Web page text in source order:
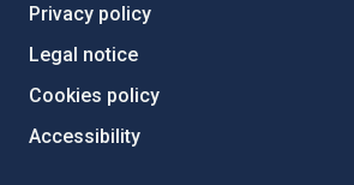
Privacy policy
Legal notice
Cookies policy
Accessibility